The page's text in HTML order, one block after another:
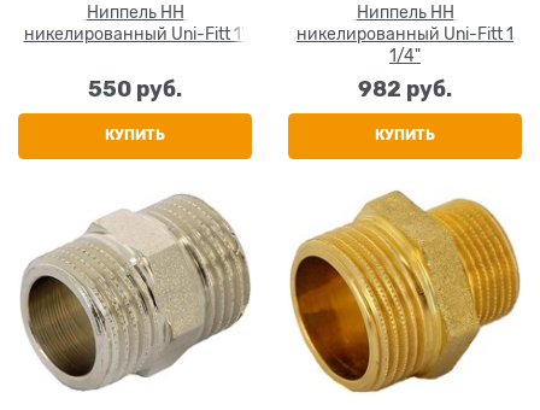
Ниппель НН
никелированный Uni-Fitt 1"
550 руб.
КУПИТЬ
Ниппель НН
никелированный Uni-Fitt 1
1/4"
982 руб.
КУПИТЬ